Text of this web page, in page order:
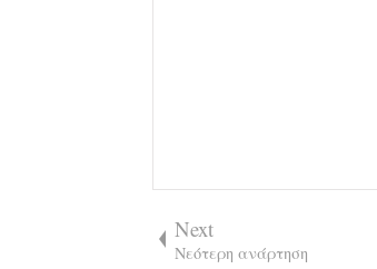
Next
Νεότερη ανάρτηση